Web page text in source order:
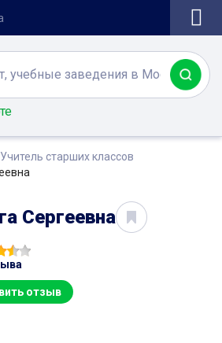
Учитель старших классов
Сергеевна
отзыв